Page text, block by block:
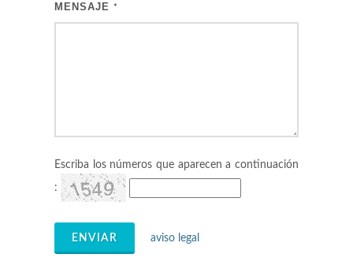
MENSAJE *
Escriba los números que aparecen a continuación
:
ENVIAR aviso legal